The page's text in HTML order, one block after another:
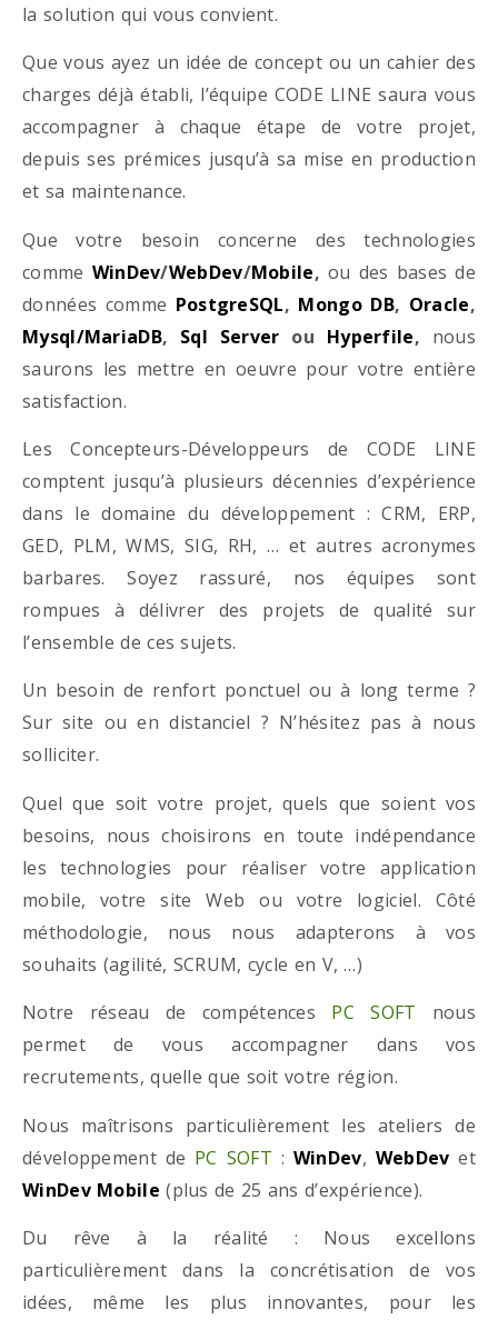
la solution qui vous convient.
Que vous ayez un idée de concept ou un cahier des
charges déjà établi, l’équipe CODE LINE saura vous
accompagner à chaque étape de votre projet,
depuis ses prémices jusqu’à sa mise en production
et sa maintenance.
Que votre besoin concerne des technologies
comme WinDev/WebDev/Mobile, ou des bases de
données comme PostgreSQL, Mongo DB, Oracle,
Mysql/MariaDB, Sql Server ou Hyperfile, nous
saurons les mettre en oeuvre pour votre entière
satisfaction.
Les Concepteurs-Développeurs de CODE LINE
comptent jusqu’à plusieurs décennies d’expérience
dans le domaine du développement : CRM, ERP,
GED, PLM, WMS, SIG, RH, … et autres acronymes
barbares. Soyez rassuré, nos équipes sont
rompues à délivrer des projets de qualité sur
l’ensemble de ces sujets.
Un besoin de renfort ponctuel ou à long terme ?
Sur site ou en distanciel ? N’hésitez pas à nous
solliciter.
Quel que soit votre projet, quels que soient vos
besoins, nous choisirons en toute indépendance
les technologies pour réaliser votre application
mobile, votre site Web ou votre logiciel. Côté
méthodologie, nous nous adapterons à vos
souhaits (agilité, SCRUM, cycle en V, …)
Notre réseau de compétences PC SOFT nous
permet de vous accompagner dans vos
recrutements, quelle que soit votre région.
Nous maîtrisons particulièrement les ateliers de
développement de PC SOFT : WinDev, WebDev et
WinDev Mobile (plus de 25 ans d’expérience).
Du rêve à la réalité : Nous excellons
particulièrement dans la concrétisation de vos
idées, même les plus innovantes, pour les